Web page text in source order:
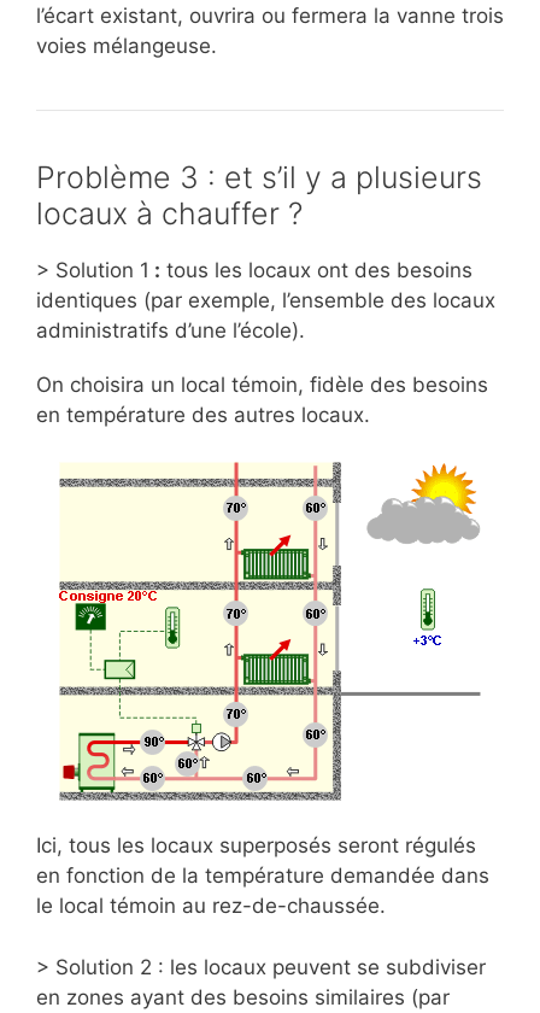
l’écart existant, ouvrira ou fermera la vanne trois
voies mélangeuse.
Problème 3 : et s’il y a plusieurs
locaux à chauffer ?
> Solution 1 : tous les locaux ont des besoins
identiques (par exemple, l’ensemble des locaux
administratifs d’une l’école).
On choisira un local témoin, fidèle des besoins
en température des autres locaux.
Ici, tous les locaux superposés seront régulés
en fonction de la température demandée dans
le local témoin au rez-de-chaussée.
> Solution 2 : les locaux peuvent se subdiviser
en zones ayant des besoins similaires (par